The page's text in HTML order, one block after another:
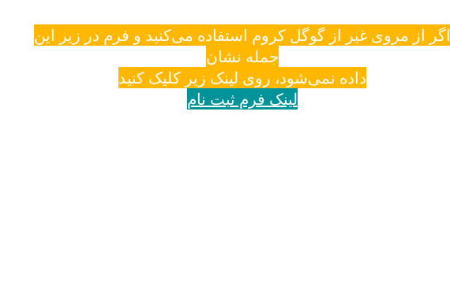
اگر از مروی غیر از گوگل کروم استفاده می‌کنید و فرم در زیر این
جمله نشان
داده نمی‌شود، روی لینک زیر کلیک کنید
لینک فرم ثبت نام